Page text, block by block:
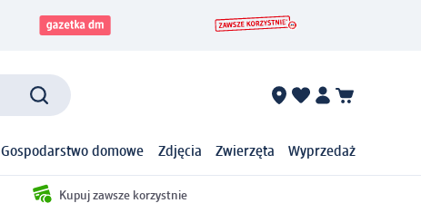
Gospodarstwo domowe Zdjęcia Zwierzęta Wyprzedaż
Kupuj zawsze korzystnie